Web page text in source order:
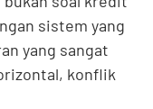
sistem yang
yang sangat
konflik